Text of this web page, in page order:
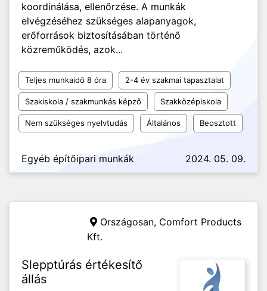
koordinálása, ellenőrzése. A munkák
elvégzéséhez szükséges alapanyagok,
erőforrások biztosításában történő
közreműködés, azok...
Teljes munkaidő 8 óra 2-4 év szakmai tapasztalat
Szakiskola / szakmunkás képző Szakközépiskola
Nem szükséges nyelvtudás Általános Beosztott
Egyéb építőipari munkák 2024. 05. 09.
Országosan, Comfort Products
Kft.
Slepptúrás értékesítő
állás